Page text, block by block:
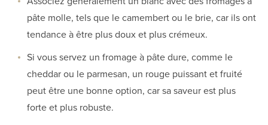
pâte molle, tels que le camembert ou le brie, car ils ont
tendance à être plus doux et plus crémeux.
Si vous servez un fromage à pâte dure, comme le
cheddar ou le parmesan, un rouge puissant et fruité
peut être une bonne option, car sa saveur est plus
forte et plus robuste.